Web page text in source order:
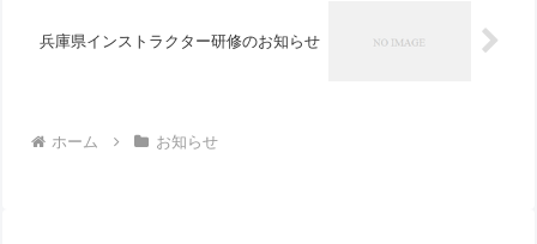
兵庫県インストラクター研修のお知らせ
ホーム お知らせ